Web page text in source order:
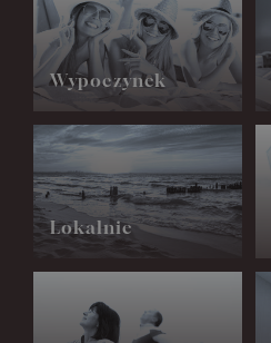
Wypoczynek
Lokalnie